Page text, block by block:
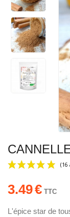
3.49€ TTC
L'épice star de